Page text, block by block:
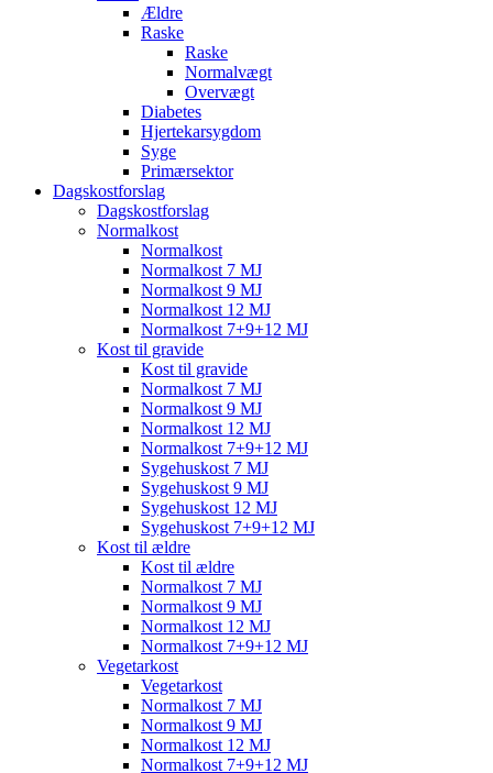
Ældre
Raske
Raske
Normalvægt
Overvægt
Diabetes
Hjertekarsygdom
Syge
Primærsektor
Dagskostforslag
Dagskostforslag
Normalkost
Normalkost
Normalkost 7 MJ
Normalkost 9 MJ
Normalkost 12 MJ
Normalkost 7+9+12 MJ
Kost til gravide
Kost til gravide
Normalkost 7 MJ
Normalkost 9 MJ
Normalkost 12 MJ
Normalkost 7+9+12 MJ
Sygehuskost 7 MJ
Sygehuskost 9 MJ
Sygehuskost 12 MJ
Sygehuskost 7+9+12 MJ
Kost til ældre
Kost til ældre
Normalkost 7 MJ
Normalkost 9 MJ
Normalkost 12 MJ
Normalkost 7+9+12 MJ
Vegetarkost
Vegetarkost
Normalkost 7 MJ
Normalkost 9 MJ
Normalkost 12 MJ
Normalkost 7+9+12 MJ